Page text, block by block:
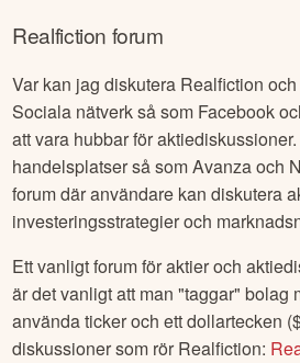
Realfiction forum
Var kan jag diskutera Realfiction
Sociala nätverk så som Facebook
att vara hubbar för
handelsplatser så som Avanza och
forum där användare kan diskutera
investeringsstrategier och
Ett vanligt forum för aktier och
är det vanligt att man "taggar" bolag
använda ticker och ett dollartecken
diskussioner som rör Realfiction: